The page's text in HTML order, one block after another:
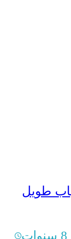
طويل